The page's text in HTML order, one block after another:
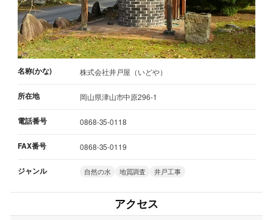
名称(かな) 株式会社井戸屋（いどや）
所在地 岡山県津山市中原296-1
電話番号 0868-35-0118
FAX番号 0868-35-0119
ジャンル 自然の水 地質調査 井戸工事
アクセス